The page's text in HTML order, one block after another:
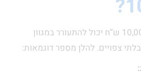
עד 10,000 ש”ח יכול להתעורר במגוון
להלן מספר דוגמאות: